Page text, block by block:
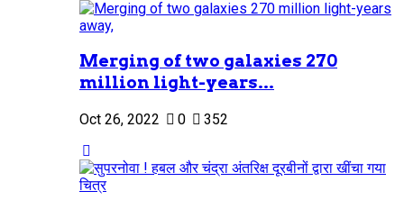
Merging of two galaxies 270
million light-years...
Oct 26, 2022 0 352